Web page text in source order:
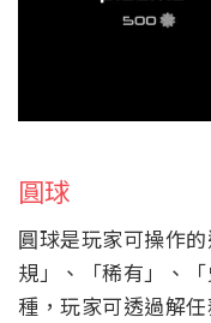
圓球
圓球是玩家可操作
規」、「稀有」、
種，玩家可透過解